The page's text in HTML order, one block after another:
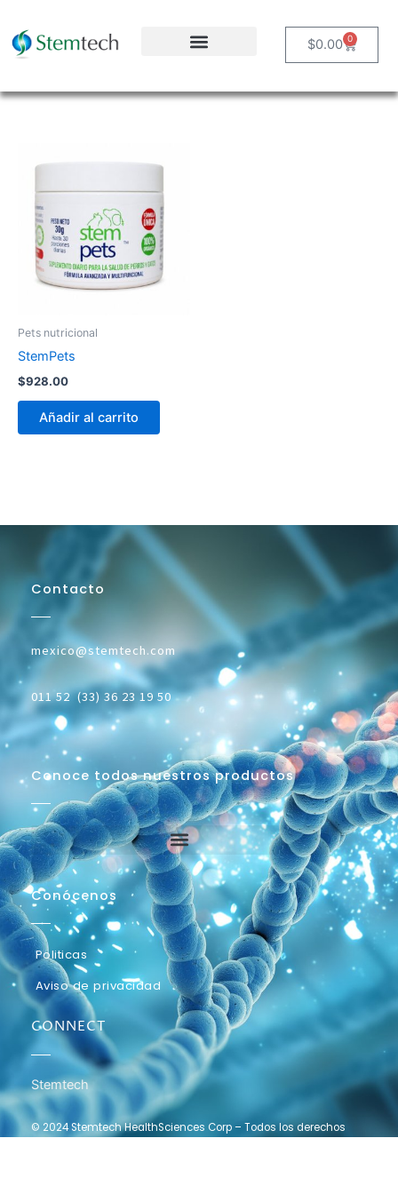
contenido
$0.00 0
Carrito
Pets nutricional
StemPets
$928.00
Añadir al carrito
Contacto
mexico@stemtech.com
011 52 (33) 36 23 19 50
Conoce todos nuestros productos
Conócenos
Politicas
Aviso de privacidad
CONNECT
Stemtech
© 2024 Stemtech HealthSciences Corp – Todos los derechos